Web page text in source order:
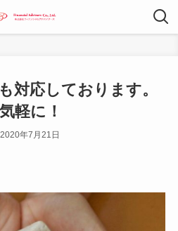
対応しております。
軽に！
2020年7月21日